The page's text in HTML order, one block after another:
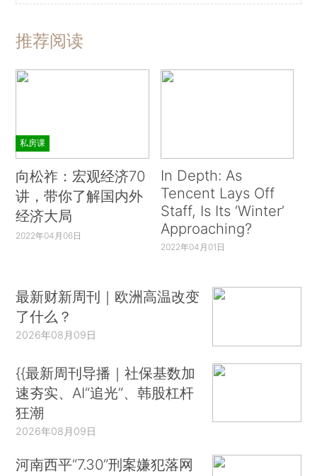
推荐阅读
私房课
向松祚：宏观经济70
讲，带你了解国内外
经济大局
2022年04月06日
In Depth: As
Tencent Lays Off
Staff, Is Its ‘Winter’
Approaching?
2022年04月01日
最新财新周刊｜欧洲高温改变
了什么？
2026年08月09日
{{最新周刊导播｜社保基数加
速夯实、AI“追光”、韩股杠杆
狂潮
2026年08月09日
河南西平“7.30”刑案嫌犯落网